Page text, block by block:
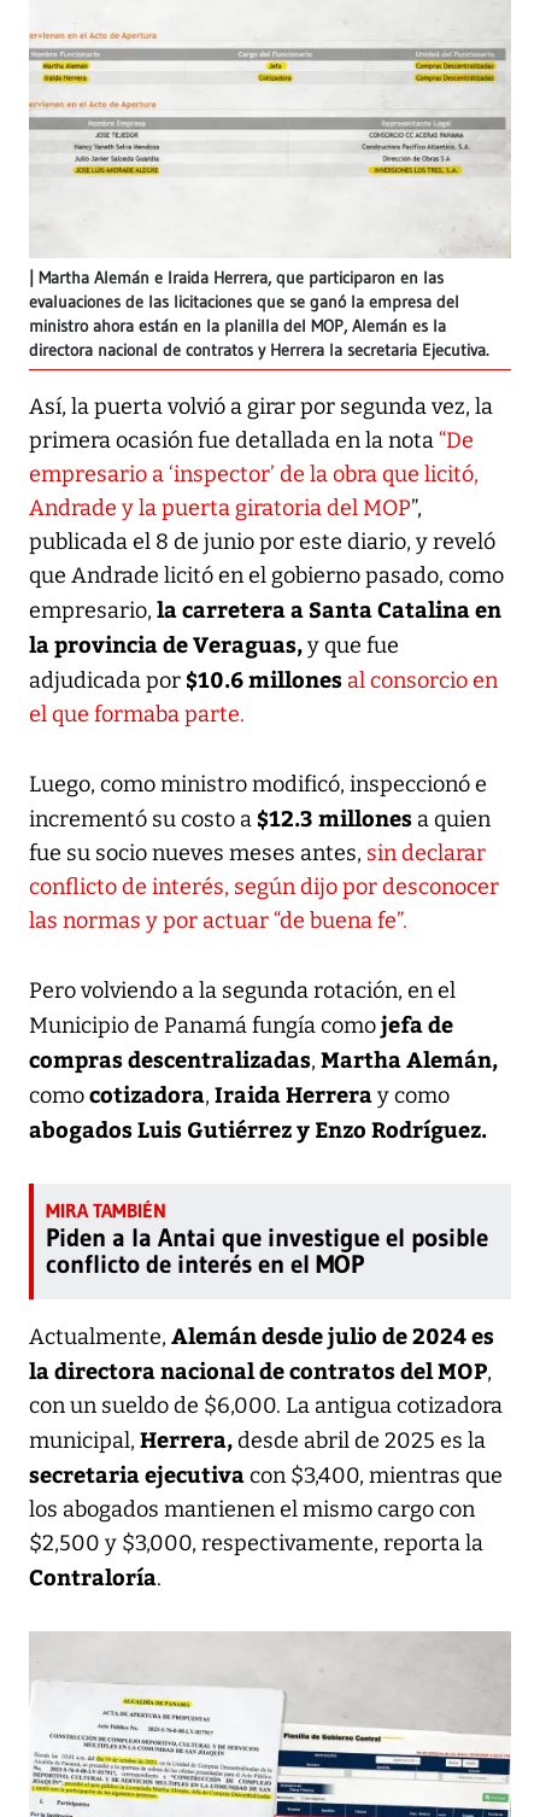
Martha Alemán e Iraida Herrera, que participaron en las
evaluaciones de las licitaciones que se ganó la empresa del
ministro ahora están en la planilla del MOP, Alemán es la
directora nacional de contratos y Herrera la secretaria Ejecutiva.
Así, la puerta volvió a girar por segunda vez, la
primera ocasión fue detallada en la nota“De
empresario a ‘inspector’ de la obra que licitó,
Andrade y la puerta giratoria del MOP”,
publicada el 8 de junio por este diario, y reveló
que Andrade licitó en el gobierno pasado, como
empresario, la carretera a Santa Catalina en
la provincia de Veraguas,y que fue
adjudicada por $10.6 millones al consorcio en
el que formaba parte.
Luego, como ministro modificó, inspeccionó e
incrementó su costo a $12.3 millones a quien
fue su socio nueves meses antes, sin declarar
conflicto de interés, según dijo por desconocer
las normas y por actuar “de buena fe”.
Pero volviendo a la segunda rotación, en el
Municipio de Panamá fungía comojefa de
compras descentralizadas, Martha Alemán,
comocotizadora, Iraida Herreray como
abogados Luis Gutiérrez y Enzo Rodríguez.
Piden a la Antai que investigue el posible
conflicto de interés en el MOP
Actualmente, Alemán desde julio de 2024 es
la directora nacional de contratos del MOP,
con un sueldo de $6,000. La antigua cotizadora
municipal, Herrera,desde abril de 2025 es la
secretaria ejecutivacon $3,400, mientras que
los abogados mantienen el mismo cargo con
$2,500 y $3,000, respectivamente, reporta la
Contraloría.